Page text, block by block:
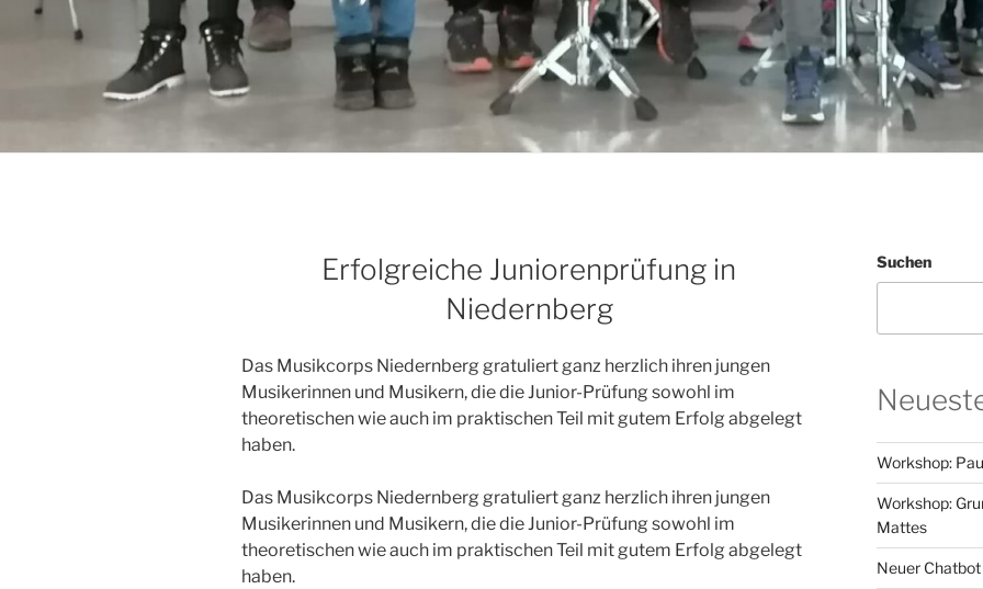
Erfolgreiche Juniorenprüfung in
Niedernberg
Das Musikcorps Niedernberg gratuliert ganz herzlich ihren jungen
Musikerinnen und Musikern, die die Junior-Prüfung sowohl im
theoretischen wie auch im praktischen Teil mit gutem Erfolg abgelegt
haben.
Das Musikcorps Niedernberg gratuliert ganz herzlich ihren jungen
Musikerinnen und Musikern, die die Junior-Prüfung sowohl im
theoretischen wie auch im praktischen Teil mit gutem Erfolg abgelegt
haben.
Suchen
Workshop:
Workshop:
Mattes
Neuer